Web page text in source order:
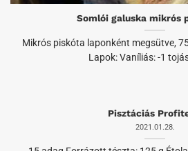
Somlói galuska mikrós
Mikrós piskóta laponként megsütve,
Lapok: Vaníliás: -1
Pisztáciás
2021.01.28.